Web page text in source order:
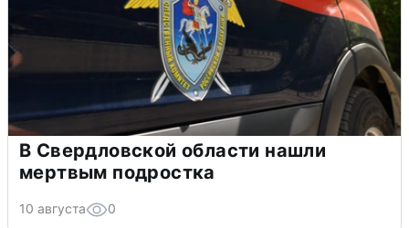
В Свердловской области нашли
мертвым подростка
10 августа 0